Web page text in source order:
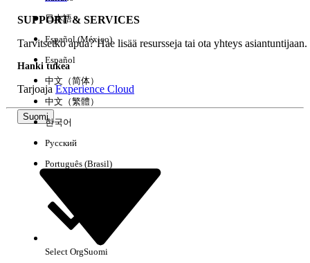
Tyhjennä kaikki Valmis
SUPPORT & SERVICES
Tarvitsetko apua? Hae lisää resursseja tai ota yhteys asiantuntijaan.
Hanki tukea
TarjoajaExperience Cloud
Suomi
日本語
Español (México)
Español
中文（简体）
中文（繁體）
한국어
Русский
Português (Brasil)
Select OrgSuomi